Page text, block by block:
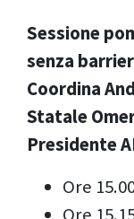
Sessione
senza
Coordina
Statale
Presidente
Ore
Ore